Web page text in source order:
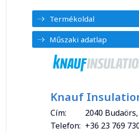
Termékoldal
Műszaki adatlap
Knauf
Cím:
2040
Telefon: +36 23 769